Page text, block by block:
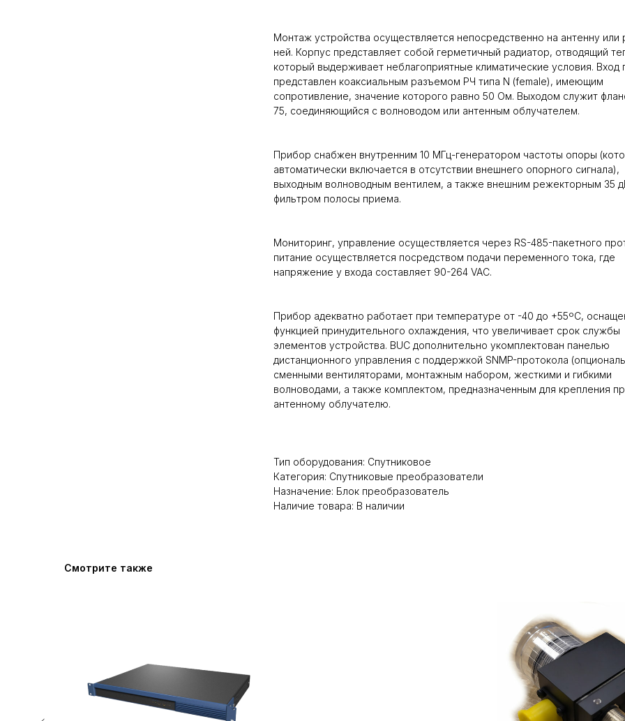
Монтаж устройства осуществляется непосредственно на антенну или
ней. Корпус представляет собой герметичный радиатор, отводящий
который выдерживает неблагоприятные климатические условия. Вход
представлен коаксиальным разъемом РЧ типа N (female), имеющим
сопротивление, значение которого равно 50 Ом. Выходом служит
75, соединяющийся с волноводом или антенным облучателем.
Прибор снабжен внутренним 10 МГц-генератором частоты опоры
автоматически включается в отсутствии внешнего опорного сигнала),
выходным волноводным вентилем, а также внешним режекторным 35
фильтром полосы приема.
Мониторинг, управление осуществляется через RS-485-пакетного
питание осуществляется посредством подачи переменного тока, где
напряжение у входа составляет 90-264 VAC.
Прибор адекватно работает при температуре от -40 до +55ºC,
функцией принудительного охлаждения, что увеличивает срок службы
элементов устройства. BUC дополнительно укомплектован панелью
дистанционного управления с поддержкой SNMP-протокола
сменными вентиляторами, монтажным набором, жесткими и гибкими
волноводами, а также комплектом, предназначенным для крепления
антенному облучателю.
Тип оборудования: Спутниковое
Категория: Спутниковые преобразователи
Назначение: Блок преобразователь
Наличие товара: В наличии
Смотрите также